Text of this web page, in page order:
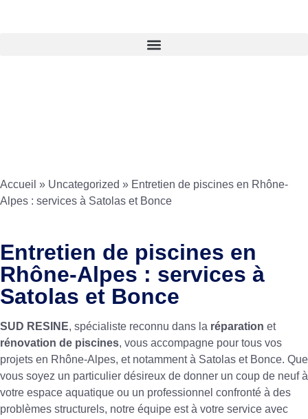
Accueil » Uncategorized » Entretien de piscines en Rhône-
Alpes : services à Satolas et Bonce
Entretien de piscines en
Rhône-Alpes : services à
Satolas et Bonce
SUD RESINE, spécialiste reconnu dans la réparation et
rénovation de piscines, vous accompagne pour tous vos
projets en Rhône-Alpes, et notamment à Satolas et Bonce. Que
vous soyez un particulier désireux de donner un coup de neuf à
votre espace aquatique ou un professionnel confronté à des
problèmes structurels, notre équipe est à votre service avec